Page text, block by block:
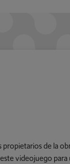
de la
videojuego